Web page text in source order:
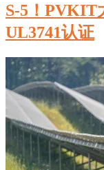
S-5！PVKIT
UL3741认证